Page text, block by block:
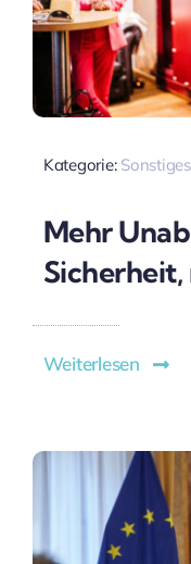
Kategorie: Sonstiges
Mehr
Sicherheit,
Weiterlesen